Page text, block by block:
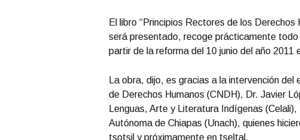
El libro “Principios Rectores de los
será presentado, recoge prácticamente
partir de la reforma del 10 junio del año 2011
La obra, dijo, es gracias a la intervención
de Derechos Humanos (CNDH), Dr. Javier
Lenguas, Arte y Literatura Indígenas
Autónoma de Chiapas (Unach), quienes
tsotsil y próximamente en tseltal.